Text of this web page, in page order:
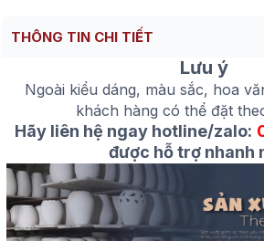
THÔNG TIN CHI TIẾT
Lưu ý
Ngoài kiểu dáng, màu sắc, hoa
khách hàng có thể đặt
Hãy liên hệ ngay hotline/zalo:
được hỗ trợ nhanh